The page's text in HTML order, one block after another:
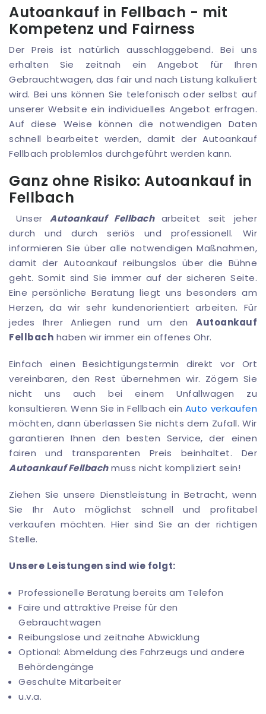
Autoankauf in Fellbach - mit
Kompetenz und Fairness
Der Preis ist natürlich ausschlaggebend. Bei uns
erhalten Sie zeitnah ein Angebot für Ihren
Gebrauchtwagen, das fair und nach Listung kalkuliert
wird. Bei uns können Sie telefonisch oder selbst auf
unserer Website ein individuelles Angebot erfragen.
Auf diese Weise können die notwendigen Daten
schnell bearbeitet werden, damit der Autoankauf
Fellbach problemlos durchgeführt werden kann.
Ganz ohne Risiko: Autoankauf in
Fellbach
UnserAutoankauf Fellbach arbeitet seit jeher
durch und durch seriös und professionell. Wir
informieren Sie über alle notwendigen Maßnahmen,
damit der Autoankauf reibungslos über die Bühne
geht. Somit sind Sie immer auf der sicheren Seite.
Eine persönliche Beratung liegt uns besonders am
Herzen, da wir sehr kundenorientiert arbeiten. Für
jedes Ihrer Anliegen rund um den Autoankauf
Fellbach haben wir immer ein offenes Ohr.
Einfach einen Besichtigungstermin direkt vor Ort
vereinbaren, den Rest übernehmen wir. Zögern Sie
nicht uns auch bei einem Unfallwagen zu
konsultieren. Wenn Sie in Fellbach ein Auto verkaufen
möchten, dann überlassen Sie nichts dem Zufall. Wir
garantieren Ihnen den besten Service, der einen
fairen und transparenten Preis beinhaltet. Der
Autoankauf Fellbachmuss nicht kompliziert sein!
Ziehen Sie unsere Dienstleistung in Betracht, wenn
Sie Ihr Auto möglichst schnell und profitabel
verkaufen möchten. Hier sind Sie an der richtigen
Stelle.
Unsere Leistungen sind wie folgt:
Professionelle Beratung bereits am Telefon
Faire und attraktive Preise für den
Gebrauchtwagen
Reibungslose und zeitnahe Abwicklung
Optional: Abmeldung des Fahrzeugs und andere
Behördengänge
Geschulte Mitarbeiter
u.v.a.